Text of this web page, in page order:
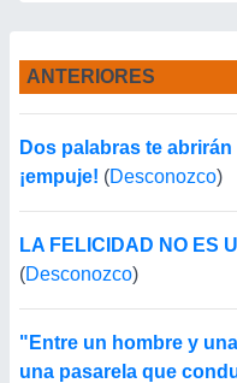
ANTERIORES
Dos palabras te
¡empuje! (Desconozco)
LA FELICIDAD NO ES
(Desconozco)
"Entre un hombre y
una pasarela que